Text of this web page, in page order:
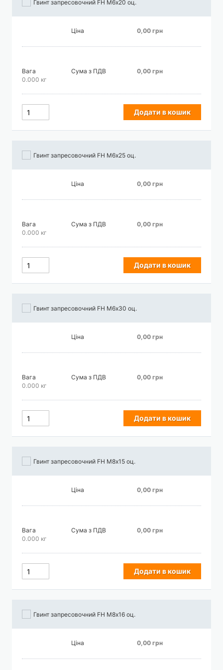
Гвинт запресовочний FH М6х20 оц.
Ціна 0,00 грн
Вага
0.000 кг
Сума з ПДВ 0,00 грн
Додати в кошик
Гвинт запресовочний FH М6х25 оц.
Ціна 0,00 грн
Вага
0.000 кг
Сума з ПДВ 0,00 грн
Додати в кошик
Гвинт запресовочний FH М6х30 оц.
Ціна 0,00 грн
Вага
0.000 кг
Сума з ПДВ 0,00 грн
Додати в кошик
Гвинт запресовочний FH М8х15 оц.
Ціна 0,00 грн
Вага
0.000 кг
Сума з ПДВ 0,00 грн
Додати в кошик
Гвинт запресовочний FH М8х16 оц.
Ціна 0,00 грн